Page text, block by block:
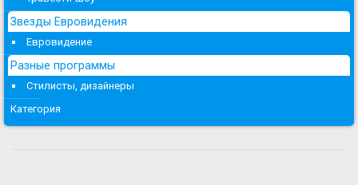
Звезды Евровидения
Евровидение
Разные программы
Стилисты, дизайнеры
Категория